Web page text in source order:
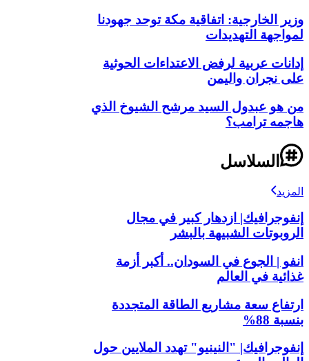
وزير الخارجية: اتفاقية مكة توحد جهودنا
لمواجهة التهديدات
إدانات عربية لرفض الاعتداءات الحوثية
على نجران واليمن
من هو عبدول السيد مرشح الشيوخ الذي
هاجمه ترامب؟
السلاسل
المزيد
إنفوجرافيك| ازدهار كبير في مجال
الروبوتات الشبيهة بالبشر
انفو | الجوع في السودان.. أكبر أزمة
غذائية في العالم
ارتفاع سعة مشاريع الطاقة المتجددة
بنسبة 88%
إنفوجرافيك| "النينيو" تهدد الملايين حول